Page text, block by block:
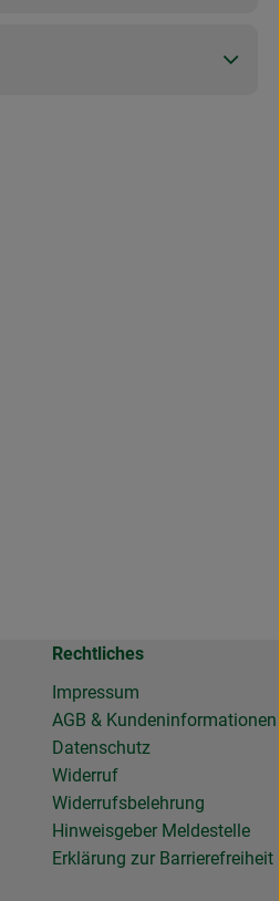
Rechtliches
Impressum
AGB & Kundeninformationen
Datenschutz
Widerruf
Widerrufsbelehrung
Hinweisgeber Meldestelle
Erklärung zur Barrierefreiheit